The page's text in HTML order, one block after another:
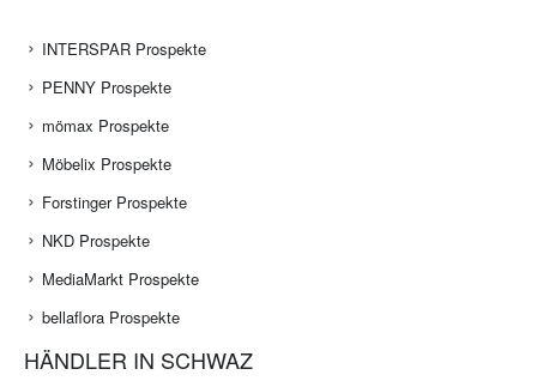
INTERSPAR Prospekte
PENNY Prospekte
mömax Prospekte
Möbelix Prospekte
Forstinger Prospekte
NKD Prospekte
MediaMarkt Prospekte
bellaflora Prospekte
HÄNDLER IN SCHWAZ